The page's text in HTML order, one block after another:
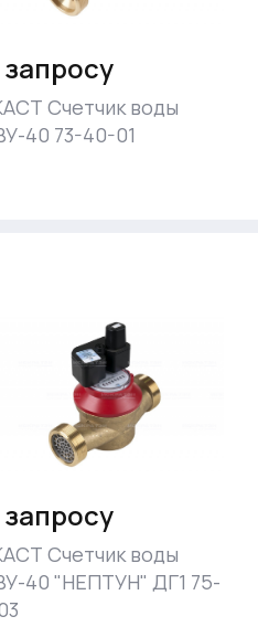
Счетчик воды
40 73-40-01
Счетчик воды
40 "НЕПТУН" ДГ1 75-